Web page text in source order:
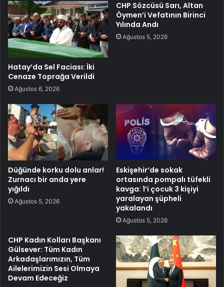
Hatay’da Sel Faciası: İki
Cenaze Toprağa Verildi
Ağustos 6, 2026
CHP Sözcüsü Sarı, Altan
Öymen’i Vefatının Birinci
Yılında Andı
Ağustos 5, 2026
Düğünde korku dolu anlar!
Zurnacı bir anda yere
yığıldı
Ağustos 5, 2026
Eskişehir’de sokak
ortasında pompalı tüfekli
kavga: 1’i çocuk 3 kişiyi
yaralayan şüpheli
yakalandı
Ağustos 5, 2026
CHP Kadın Kolları Başkanı
Gülsever: Tüm Kadın
Arkadaşlarımızın, Tüm
Ailelerimizin Sesi Olmaya
Devam Edeceğiz